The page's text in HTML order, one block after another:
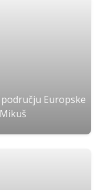
Europske